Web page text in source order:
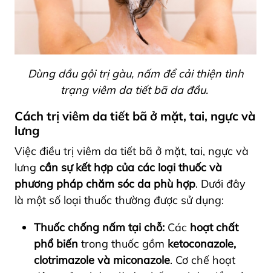
Dùng dầu gội trị gàu, nấm để cải thiện tình
trạng viêm da tiết bã da đầu.
Cách trị viêm da tiết bã ở mặt, tai, ngực và
lưng
Việc điều trị viêm da tiết bã ở mặt, tai, ngực và
lưng cần sự kết hợp của các loại thuốc và
phương pháp chăm sóc da phù hợp. Dưới đây
là một số loại thuốc thường được sử dụng:
Thuốc chống nấm tại chỗ: Các hoạt chất
phổ biến trong thuốc gồm ketoconazole,
clotrimazole và miconazole. Cơ chế hoạt